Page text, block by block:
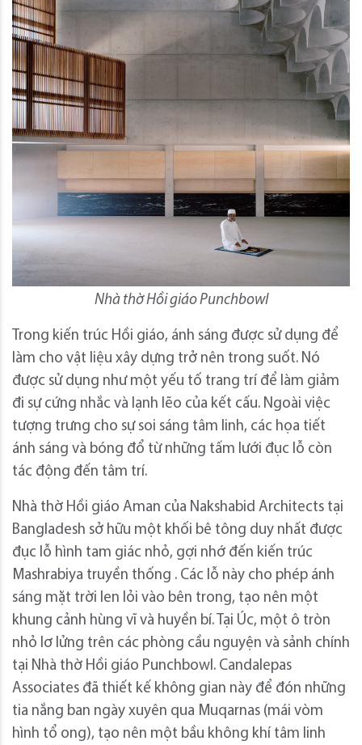
Nhà thờ Hồi giáo Punchbowl
Trong kiến ​​trúc Hồi giáo, ánh sáng được sử dụng để
làm cho vật liệu xây dựng trở nên trong suốt. Nó
được sử dụng như một yếu tố trang trí để làm giảm
đi sự cứng nhắc và lạnh lẽo của kết cấu. Ngoài việc
tượng trưng cho sự soi sáng tâm linh, các họa tiết
ánh sáng và bóng đổ từ những tấm lưới đục lỗ còn
tác động đến tâm trí.
Nhà thờ Hồi giáo Aman của Nakshabid Architects tại
Bangladesh sở hữu một khối bê tông duy nhất được
đục lỗ hình tam giác nhỏ, gợi nhớ đến kiến ​​trúc
Mashrabiya truyền thống . Các lỗ này cho phép ánh
sáng mặt trời len lỏi vào bên trong, tạo nên một
khung cảnh hùng vĩ và huyền bí. Tại Úc, một ô tròn
nhỏ lơ lửng trên các phòng cầu nguyện và sảnh chính
tại Nhà thờ Hồi giáo Punchbowl. Candalepas
Associates đã thiết kế không gian này để đón những
tia nắng ban ngày xuyên qua Muqarnas (mái vòm
hình tổ ong), tạo nên một bầu không khí tâm linh